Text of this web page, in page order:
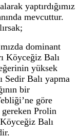
yaptırdığımız
mevcuttur.
dominant
Köyceğiz Balı
yüksek
Sedir Balı yapma
bir
göre
gereken Prolin
Balı